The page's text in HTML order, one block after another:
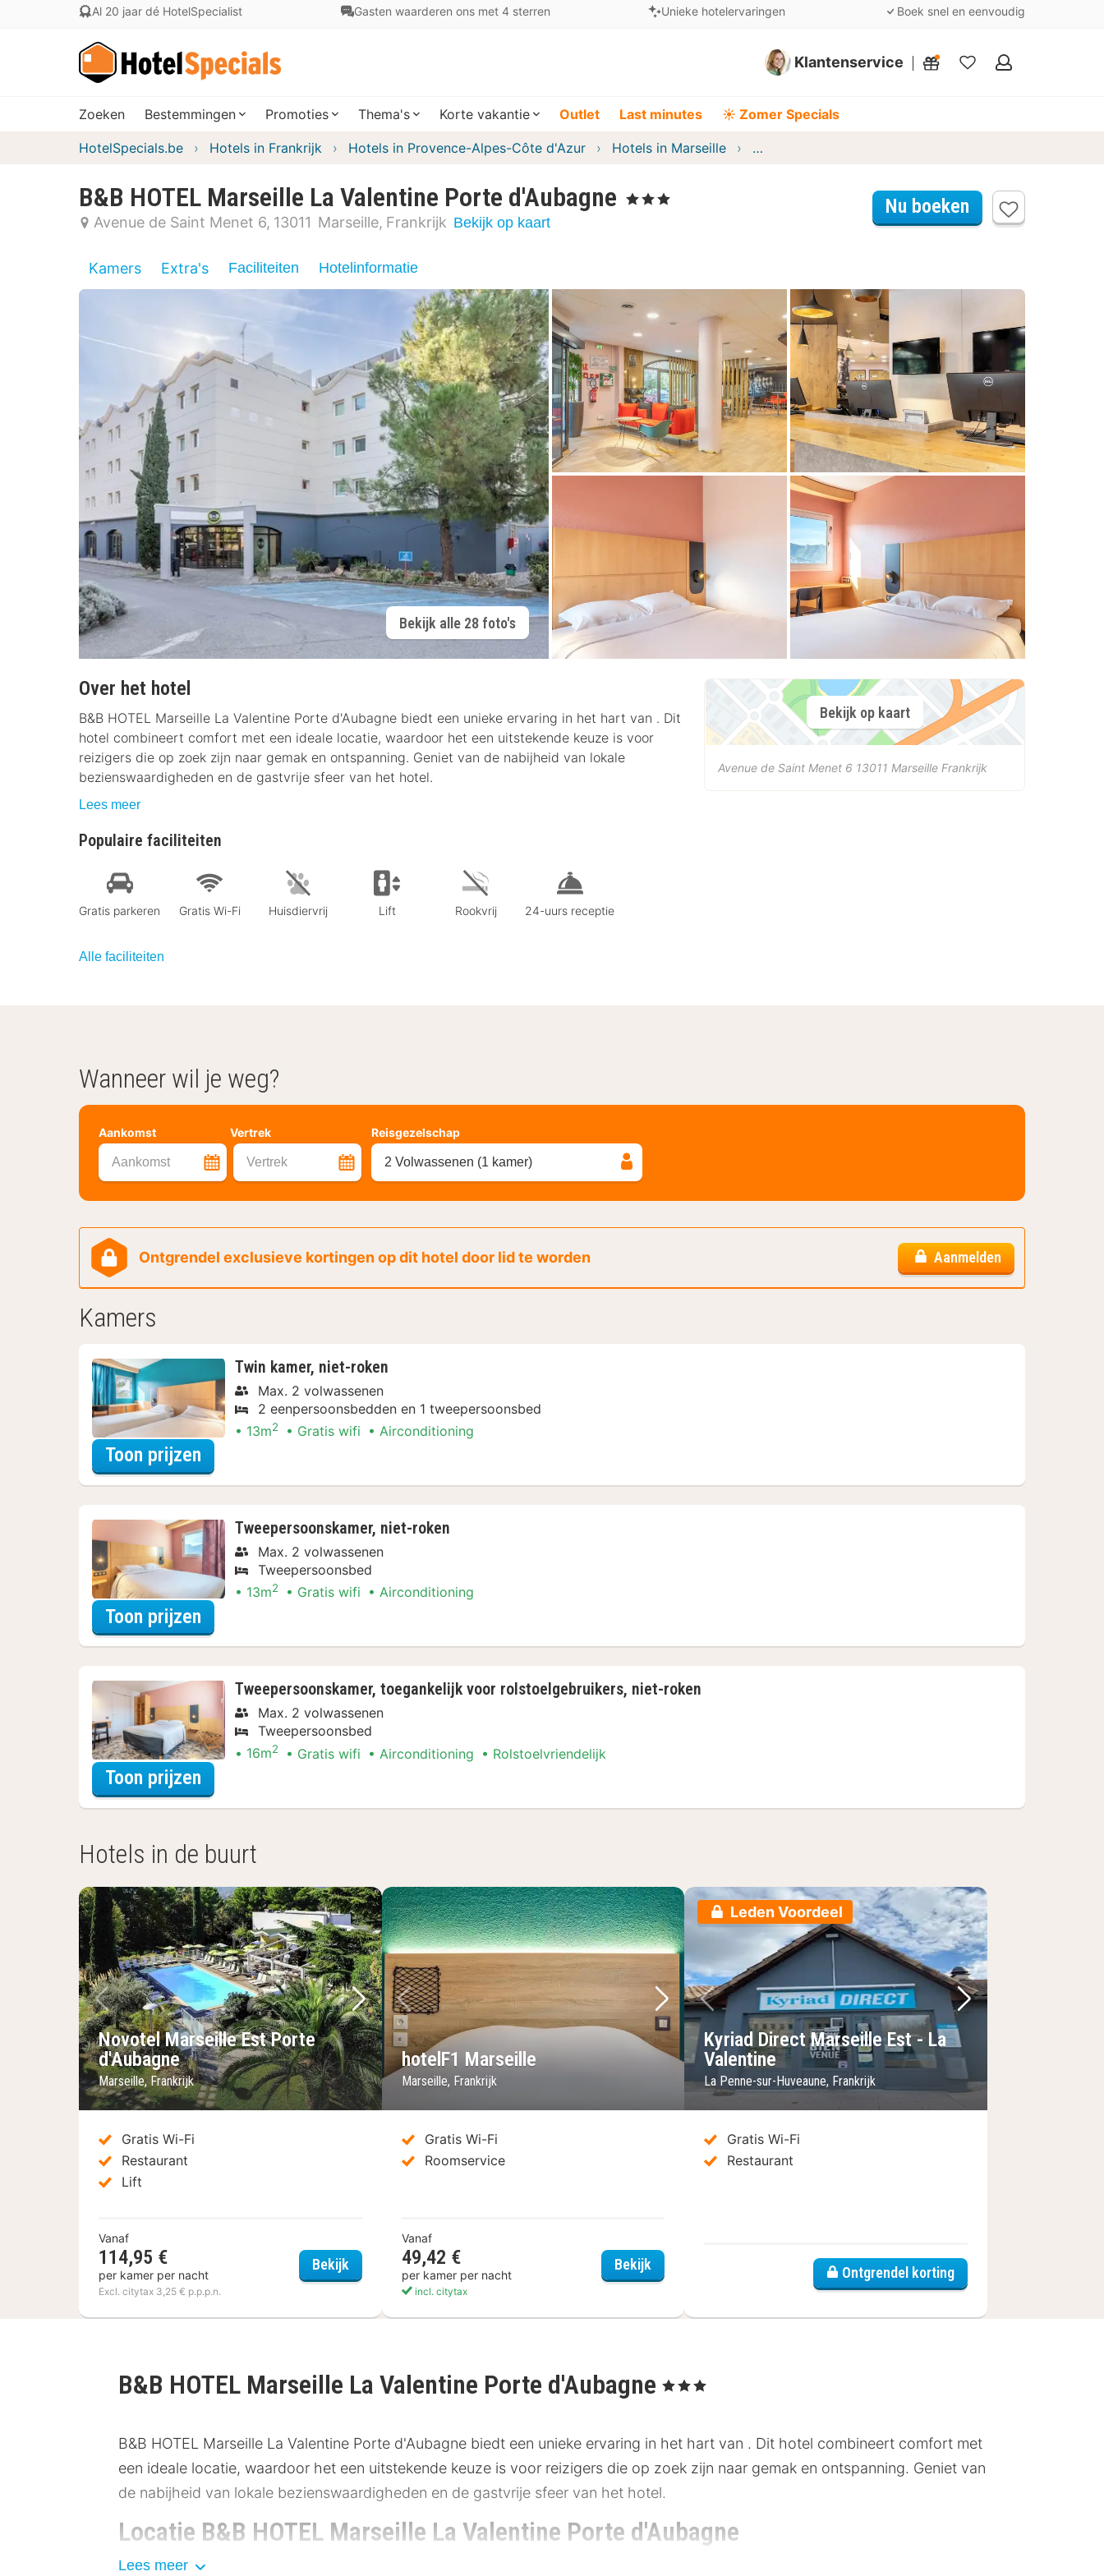
Al 20 jaar dé HotelSpecialist Gasten waarderen ons met 4 sterren Unieke hotelervaringen Boek snel en eenvoudig
Klantenservice
Mijn
Zoeken Bestemmingen Promoties Thema's Korte vakantie Outlet Last minutes ☀️ Zomer Specials
HotelSpecials.be Hotels in Frankrijk Hotels in Provence-Alpes-Côte d'Azur Hotels in Marseille B&B HOTEL Marseille La Valentine Porte d'Aubagne
B&B HOTEL Marseille La Valentine Porte d'Aubagne , 3 Sterren
Avenue de Saint Menet 6 13011 Marseille Frankrijk Bekijk op kaart
Nu boeken
Kamers Extra's Faciliteiten Hotelinformatie
Bekijk alle 28 foto's
Over het hotel
B&B HOTEL Marseille La Valentine Porte d'Aubagne biedt een unieke ervaring in het hart van . Dit
hotel combineert comfort met een ideale locatie, waardoor het een uitstekende keuze is voor
reizigers die op zoek zijn naar gemak en ontspanning. Geniet van de nabijheid van lokale
bezienswaardigheden en de gastvrije sfeer van het hotel.
Lees meer
Populaire faciliteiten
Gratis parkeren Gratis Wi-Fi Huisdiervrij Lift Rookvrij 24-uurs receptie
Alle faciliteiten
Bekijk op kaart
Avenue de Saint Menet 6 13011 Marseille Frankrijk
Wanneer wil je weg?
Aankomst Vertrek
Aankomst Vertrek
Reisgezelschap
2 Volwassenen (1 kamer)
Ontgrendel exclusieve kortingen op dit hotel door lid te worden Aanmelden
Kamers
Twin kamer, niet-roken
Max. 2 volwassenen
2 eenpersoonsbedden en 1 tweepersoonsbed
13m2 Gratis wifi Airconditioning
Toon prijzen
Tweepersoonskamer, niet-roken
Max. 2 volwassenen
Tweepersoonsbed
13m2 Gratis wifi Airconditioning
Toon prijzen
Tweepersoonskamer, toegankelijk voor rolstoelgebruikers, niet-roken
Max. 2 volwassenen
Tweepersoonsbed
16m2 Gratis wifi Airconditioning Rolstoelvriendelijk
Toon prijzen
Hotels in de buurt
Vorige foto
Volgende foto
Novotel Marseille Est Porte
d'Aubagne
Marseille, Frankrijk
Gratis Wi-Fi
Restaurant
Lift
Vanaf
114,95 €
per kamer per nacht
Excl. citytax 3,25 € p.p.p.n.
BekijkNovotel Marseille Est Porte d'Aubagne
Vorige foto
Volgende foto
hotelF1 Marseille
Marseille, Frankrijk
Gratis Wi-Fi
Roomservice
Vanaf
49,42 €
per kamer per nacht
incl. citytax
Bekijk
Leden Voordeel
Vorige foto
Volgende foto
Kyriad Direct Marseille Est - La
Valentine
La Penne-sur-Huveaune, Frankrijk
Gratis Wi-Fi
Restaurant
Ontgrendel korting
B&B HOTEL Marseille La Valentine Porte d'Aubagne , 3 Sterren
B&B HOTEL Marseille La Valentine Porte d'Aubagne biedt een unieke ervaring in het hart van . Dit hotel combineert comfort met
een ideale locatie, waardoor het een uitstekende keuze is voor reizigers die op zoek zijn naar gemak en ontspanning. Geniet van
de nabijheid van lokale bezienswaardigheden en de gastvrije sfeer van het hotel.
Locatie B&B HOTEL Marseille La Valentine Porte d'Aubagne
Gelegen op een strategische plek, bevindt B&B HOTEL Marseille La Valentine Porte d'Aubagne zich dicht bij het centrum. De
Lees meer